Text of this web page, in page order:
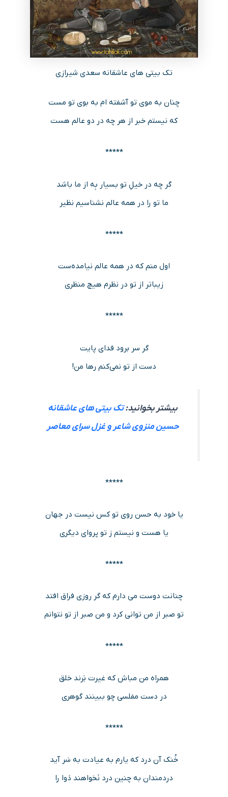
تک بیتی های عاشقانه سعدی شیرازی
چنان به موی تو آشفته‌ ام به بوی تو مست
که نیستم خبر از هر چه در دو عالم هست
*****
گر چه در خیلِ تو بسیار بِه از ما باشد
ما تو را در همه عالم نشناسیم نظیر
*****
اول منم که در همه عالم نیامده‌ست
زیباتر از تو در نظرم هیچ منظری
*****
گر سر برود فدای پایت
دست از تو نمی‌کنم رها من!
بیشتر بخوانید:تک بیتی های عاشقانه
حسین منزوی شاعر و غزل سرای معاصر
*****
یا خود به حسن روی تو کس نیست در جهان
یا هست و نیستم ز تو پروای دیگری
*****
چنانت دوست مى دارم که گر روزى فراق افتد
تو صبر از من توانى کرد و من صبر از تو نتوانم
*****
همراه من مباش که غیرت بَرند خلق
در دست مفلسی چو ببینند گوهری
*****
خُنک آن درد که یارم به عیادت به سَر آید
دردمندان به چنین درد نَخواهند دَوا را